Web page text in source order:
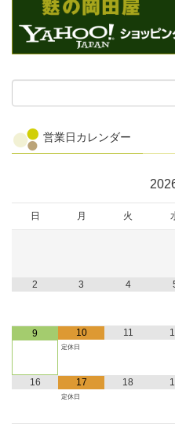
営業日カレンダー
日 月 火
2 3 4
9 10
定休日
11
16 17
定休日
18